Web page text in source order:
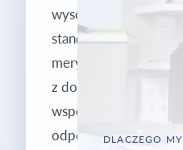
wysoki
standard
merytoryczny
z dobrą
współpracą,
odpowiedzialnością
DLACZEGO MY